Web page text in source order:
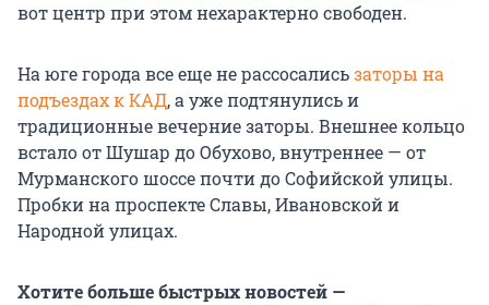
вот центр при этом нехарактерно свободен.
На юге города все еще не рассосалисьзаторы на
подъездах к КАД, а уже подтянулись и
традиционные вечерние заторы. Внешнее кольцо
встало от Шушар до Обухово, внутреннее — от
Мурманского шоссе почти до Софийской улицы.
Пробки на проспекте Славы, Ивановской и
Народной улицах.
Хотите больше быстрых новостей —